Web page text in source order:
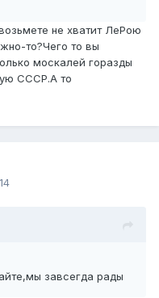
не хватит ЛеРою
то?Чего то вы
москалей горазды
СССР.А то
завсегда рады